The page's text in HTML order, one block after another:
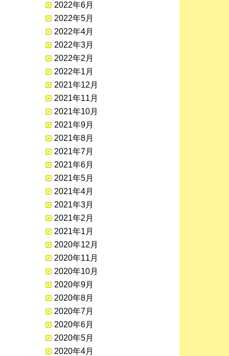
2022年6月
2022年5月
2022年4月
2022年3月
2022年2月
2022年1月
2021年12月
2021年11月
2021年10月
2021年9月
2021年8月
2021年7月
2021年6月
2021年5月
2021年4月
2021年3月
2021年2月
2021年1月
2020年12月
2020年11月
2020年10月
2020年9月
2020年8月
2020年7月
2020年6月
2020年5月
2020年4月